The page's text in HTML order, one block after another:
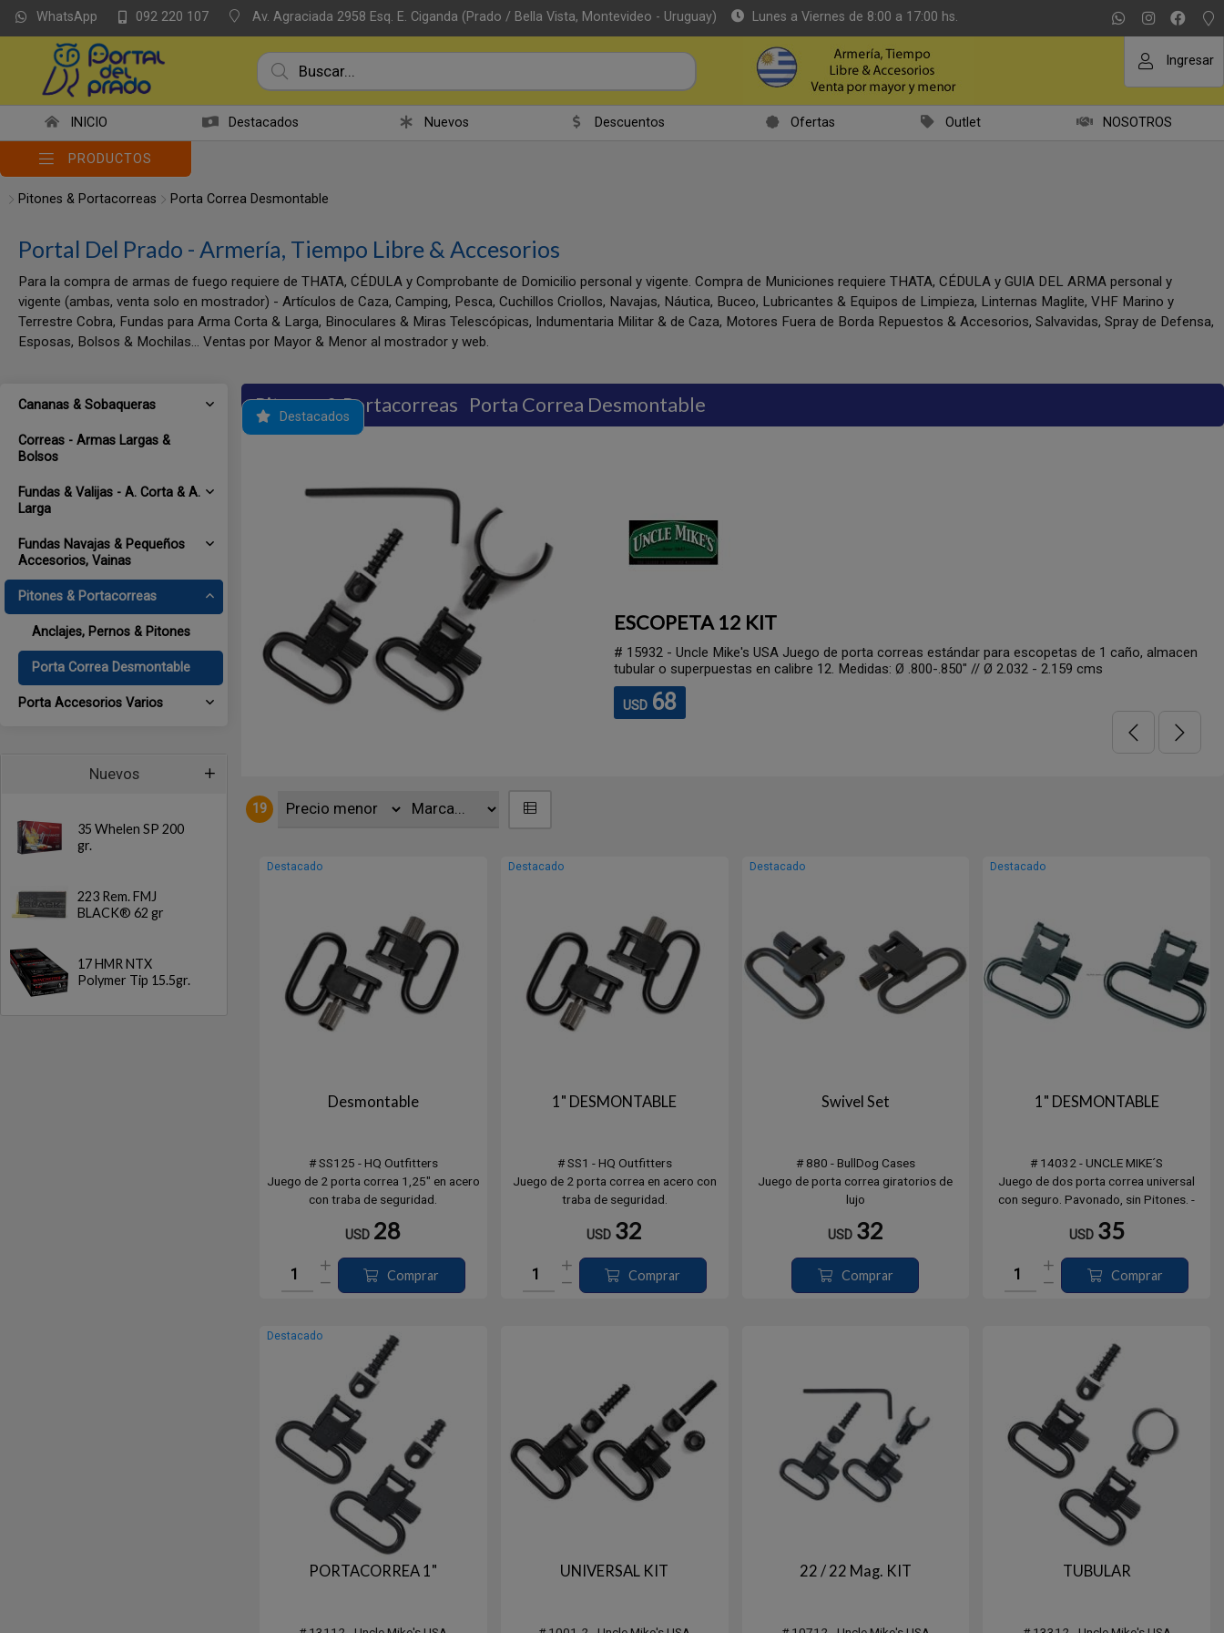
WhatsApp 092 220 107 Av. Agraciada 2958 Esq. E. Ciganda (Prado / Bella Vista, Montevideo - Uruguay) Lunes a Viernes de 8:00 a 17:00 hs.
Ingresar
INICIO Destacados Nuevos Descuentos Ofertas Outlet NOSOTROS
PRODUCTOS
Pitones & Portacorreas Porta Correa Desmontable
Portal Del Prado - Armería, Tiempo Libre & Accesorios
Para la compra de armas de fuego requiere de THATA, CÉDULA y Comprobante de Domicilio personal y vigente. Compra de Municiones requiere THATA, CÉDULA y GUIA DEL ARMA personal y
vigente (ambas, venta solo en mostrador) - Artículos de Caza, Camping, Pesca, Cuchillos Criollos, Navajas, Náutica, Buceo, Lubricantes & Equipos de Limpieza, Linternas Maglite, VHF Marino y
Terrestre Cobra, Fundas para Arma Corta & Larga, Binoculares & Miras Telescópicas, Indumentaria Militar & de Caza, Motores Fuera de Borda Repuestos & Accesorios, Salvavidas, Spray de Defensa,
Esposas, Bolsos & Mochilas... Ventas por Mayor & Menor al mostrador y web.
Cananas & Sobaqueras
Correas - Armas Largas &
Bolsos
Fundas & Valijas - A. Corta & A.
Larga
Fundas Navajas & Pequeños
Accesorios, Vainas
Pitones & Portacorreas
Anclajes, Pernos & Pitones
Porta Correa Desmontable
Porta Accesorios Varios
Nuevos
35 Whelen SP 200
gr.
223 Rem. FMJ
BLACK® 62 gr
17 HMR NTX
Polymer Tip 15.5gr.
Pitones & Portacorreas Porta Correa Desmontable
Destacados
12 KIT
Mike's USA Juego de porta correas estándar para escopetas de 1 caño, almacen
en calibre 12. Medidas: Ø .800-.850" // Ø 2.032 - 2.159 cms
# 18102 - UNCLE MIKE´S Porta correa de 1" en
19
Destacado
Desmontable
# SS125 - HQ Outfitters
Juego de 2 porta correa 1,25" en acero
con traba de seguridad.
Pavonado, sin Pitones. - Sistema de
USD 28
Comprar
Destacado
1" DESMONTABLE
# SS1 - HQ Outfitters
Juego de 2 porta correa en acero con
traba de seguridad.
Pavonado, sin Pitones. - Sistema de
USD 32
Comprar
Destacado
Swivel Set
# 880 - BullDog Cases
Juego de porta correa giratorios de
lujo
USD 32
Comprar
Destacado
1" DESMONTABLE
# 14032 - UNCLE MIKE´S
Juego de dos porta correa universal
con seguro. Pavonado, sin Pitones. -
apertura accidental. Material de Acero
USD 35
Comprar
Destacado
PORTACORREA 1" UNIVERSAL KIT 22 / 22 Mag. KIT TUBULAR